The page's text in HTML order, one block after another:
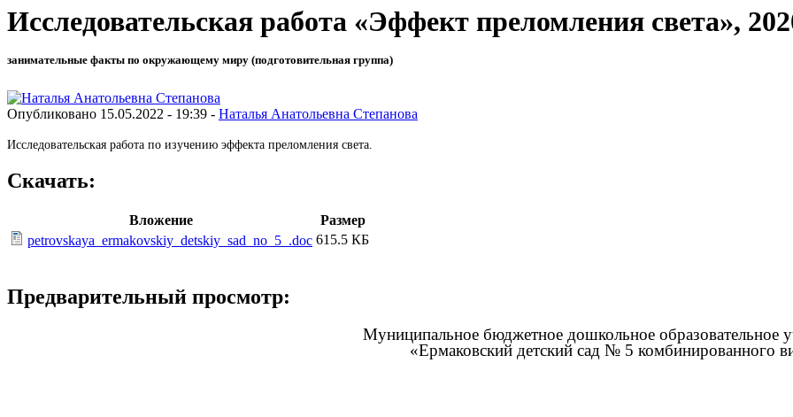
Исследовательская работа «Эффект преломления света»,
занимательные факты по окружающему миру (подготовительная группа)
Опубликовано 15.05.2022 - 19:39 - Наталья Анатольевна Степанова
Исследовательская работа по изучению эффекта преломления света.
Скачать:
Вложение
Размер
petrovskaya_ermakovskiy_detskiy_sad_no_5_.doc 615.5 КБ
Предварительный просмотр:
Муниципальное бюджетное дошкольное образовательное
«Ермаковский детский сад № 5 комбинированного